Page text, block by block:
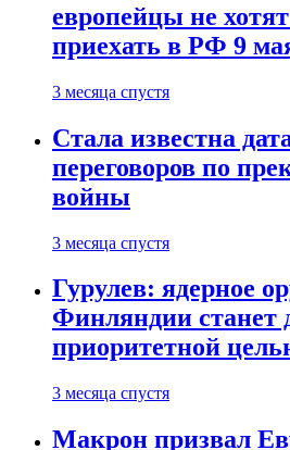
европейцы не
приехать в РФ 9
3 месяца спустя
Стала известна
переговоров по
войны
3 месяца спустя
Гурулев: ядерное
Финляндии станет
приоритетной
3 месяца спустя
Макрон призвал